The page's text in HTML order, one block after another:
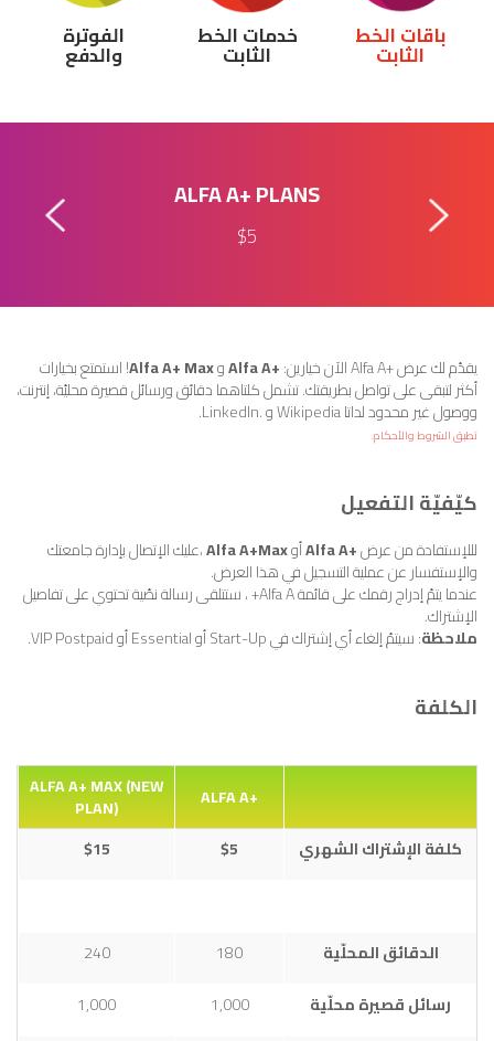
باقاتالخط
الثابت
خدمات الخط
الثابت
الفوترة
والدفع
ALFA A+ PLANS
$5
يقدّم لك عرض +Alfa A الآن خيارين: ‏ +Alfa A وAlfa A+ Max! استمتع بخيارات
أكثر لتبقى على تواصل بطريقتك. تشمل كلتاهما دقائق ورسائل قصيرة محليّة، إنترنت،
ووصول غير محدود لداتا Wikipedia و .LinkedIn.
تطبق الشروط والأحكام.
كيّفيّة التفعيل
لللإستفادة من عرض+Alfa A أوAlfa A+Max،عليك الإتصال بإدارة جامعتك
والإستفسار عن عملية التسجيل في هذا العرض.
عندما يتمّ إدراج رقمك على قائمة Alfa A+ ، ستتلقى رسالة نصّية تحتوي على تفاصيل
الإشتراك.
ملاحظة: سيتمّ إلغاء أي إشتراك في Start-Up أو Essential أو VIP Postpaid.
الكلفة
+ALFA A
ALFA A+ MAX (NEW
PLAN)
كلفة الإشتراك الشهري
$5
$15
الدقائق المحلّية 180
240
رسائل قصيرة محلّية
1,000
1,000